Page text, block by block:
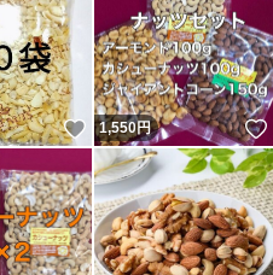
いいね！
1,550円